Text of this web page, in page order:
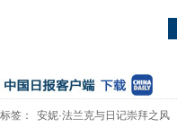
标签： 安妮·法兰克与日记崇拜之风